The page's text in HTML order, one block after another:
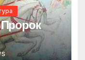
Пророк